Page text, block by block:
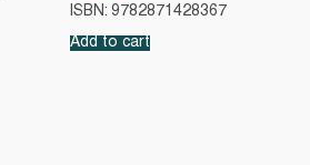
ISBN: 9782871428367
Add to cart